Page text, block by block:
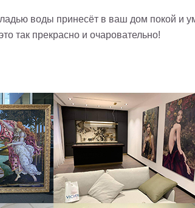
воды принесёт в ваш дом покой и
так прекрасно и очаровательно!